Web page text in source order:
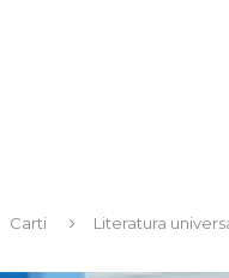
Carti Literatura